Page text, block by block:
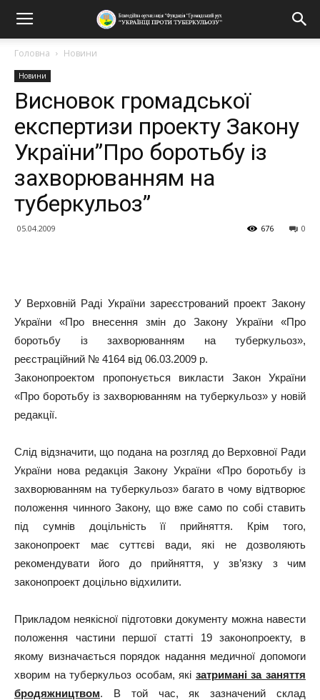
Головна Новини
Новини
Висновок громадської
експертизи проекту Закону
України”Про боротьбу із
захворюванням на
туберкульоз”
05.04.2009 0
676
У Верховній Раді України зареєстрований проект Закону
України «Про внесення змін до Закону України «Про
боротьбу із захворюванням на туберкульоз»,
реєстраційний № 4164 від 06.03.2009 р.
Законопроектом пропонується викласти Закон України
«Про боротьбу із захворюванням на туберкульоз» у новій
редакції.
Слід відзначити, що подана на розгляд до Верховної Ради
України нова редакція Закону України «Про боротьбу із
захворюванням на туберкульоз» багато в чому відтворює
положення чинного Закону, що вже само по собі ставить
під сумнів доцільність її прийняття. Крім того,
законопроект має суттєві вади, які не дозволяють
рекомендувати його до прийняття, у зв’язку з чим
законопроект доцільно відхилити.
Прикладом неякісної підготовки документу можна навести
положення частини першої статті 19 законопроекту, в
якому визначається порядок надання медичної допомоги
хворим на туберкульоз особам, які затримані за заняття
бродяжництвом. В той час, як зазначений склад